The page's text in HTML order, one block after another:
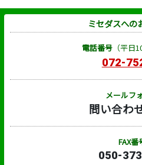
ミセダスへの
電話番号（平日
072-
メールフ
問い合わ
FAX番
050-